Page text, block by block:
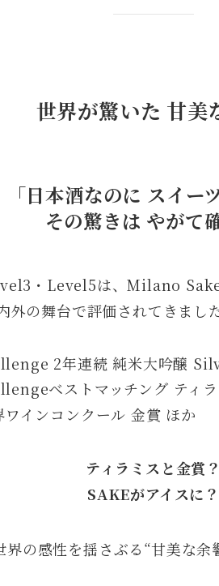
世界が驚いた 甘美
「日本酒なのに スイー
その驚きは やがて
・Level5は、Milano
の舞台で評価されてきました
2年連続 純米大吟醸
ベストマッチング ティ
インコンクール 金賞 ほか
ティラミスと金賞？
SAKEがアイスに？
界の感性を揺さぶる“甘美な余